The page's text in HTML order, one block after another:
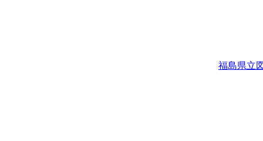
福島県立